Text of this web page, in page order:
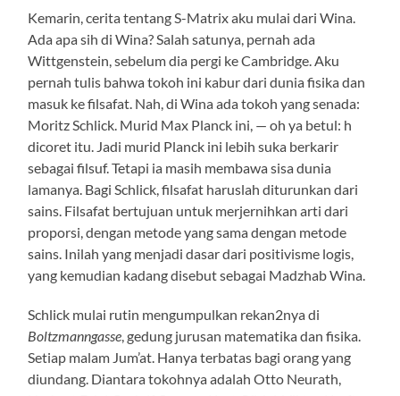
Kemarin, cerita tentang S-Matrix aku mulai dari Wina.
Ada apa sih di Wina? Salah satunya, pernah ada
Wittgenstein, sebelum dia pergi ke Cambridge. Aku
pernah tulis bahwa tokoh ini kabur dari dunia fisika dan
masuk ke filsafat. Nah, di Wina ada tokoh yang senada:
Moritz Schlick. Murid Max Planck ini, — oh ya betul: h
dicoret itu. Jadi murid Planck ini lebih suka berkarir
sebagai filsuf. Tetapi ia masih membawa sisa dunia
lamanya. Bagi Schlick, filsafat haruslah diturunkan dari
sains. Filsafat bertujuan untuk merjernihkan arti dari
proporsi, dengan metode yang sama dengan metode
sains. Inilah yang menjadi dasar dari positivisme logis,
yang kemudian kadang disebut sebagai Madzhab Wina.
Schlick mulai rutin mengumpulkan rekan2nya di
Boltzmanngasse , gedung jurusan matematika dan fisika.
Setiap malam Jum’at. Hanya terbatas bagi orang yang
diundang. Diantara tokohnya adalah Otto Neurath,